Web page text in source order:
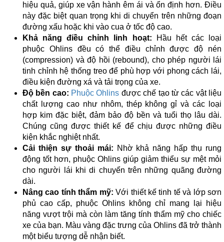
hiệu quả, giúp xe vận hành êm ái và ổn định hơn. Điều
này đặc biệt quan trọng khi di chuyển trên những đoạn
đường xấu hoặc khi vào cua ở tốc độ cao.
Khả năng điều chỉnh linh hoạt: Hầu hết các loại
phuộc Ohlins đều có thể điều chỉnh được độ nén
(compression) và độ hồi (rebound), cho phép người lái
tinh chỉnh hệ thống treo để phù hợp với phong cách lái,
điều kiện đường xá và tải trọng của xe.
Độ bền cao: Phuộc Ohlins được chế tạo từ các vật liệu
chất lượng cao như nhôm, thép không gỉ và các loại
hợp kim đặc biệt, đảm bảo độ bền và tuổi thọ lâu dài.
Chúng cũng được thiết kế để chịu được những điều
kiện khắc nghiệt nhất.
Cải thiện sự thoải mái: Nhờ khả năng hấp thụ rung
động tốt hơn, phuộc Ohlins giúp giảm thiểu sự mệt mỏi
cho người lái khi di chuyển trên những quãng đường
dài.
Nâng cao tính thẩm mỹ: Với thiết kế tinh tế và lớp sơn
phủ cao cấp, phuộc Ohlins không chỉ mang lại hiệu
năng vượt trội mà còn làm tăng tính thẩm mỹ cho chiếc
xe của bạn. Màu vàng đặc trưng của Ohlins đã trở thành
một biểu tượng dễ nhận biết.